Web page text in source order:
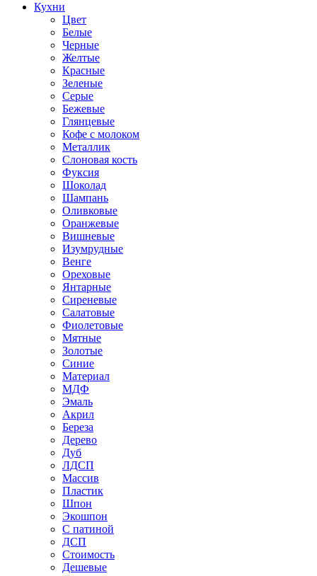
Кухни
Цвет
Белые
Черные
Желтые
Красные
Зеленые
Серые
Бежевые
Глянцевые
Кофе с молоком
Металлик
Слоновая кость
Фуксия
Шоколад
Шампань
Оливковые
Оранжевые
Вишневые
Изумрудные
Венге
Ореховые
Янтарные
Сиреневые
Салатовые
Фиолетовые
Мятные
Золотые
Синие
Материал
МДФ
Эмаль
Акрил
Береза
Дерево
Дуб
ЛДСП
Массив
Пластик
Шпон
Экошпон
С патиной
ДСП
Стоимость
Дешевые